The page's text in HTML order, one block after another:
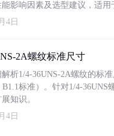
影响因素及选型建议，适用
4日
2A螺纹标准尺寸
析1/4-36UNS-2A螺纹的标
B1.1标准）。针对1/4-
知识。
4日